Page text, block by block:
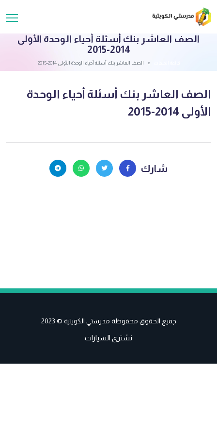
الصف العاشر بنك أسئلة أحياء الوحدة الأولى
2014-2015
الصف العاشر بنك أسئلة أحياء الوحدة الأولى 2014-2015
الصف العاشر بنك أسئلة أحياء الوحدة
الأولى 2014-2015
شارك
جميع الحقوق محفوظة مدرستي الكويتية © 2023
نشتري السيارات